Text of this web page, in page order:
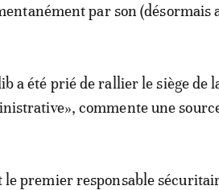
par son (désormais
a été prié de rallier le siège de
commente une
le premier responsable